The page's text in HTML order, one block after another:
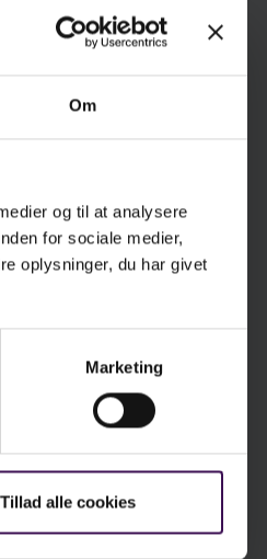
Om
og til at analysere
for sociale medier,
oplysninger, du har givet
Marketing
Tillad alle cookies